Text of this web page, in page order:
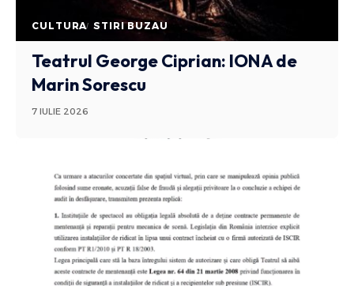
CULTURA STIRI BUZAU
Teatrul George Ciprian: IONA de
Marin Sorescu
7 IULIE 2026